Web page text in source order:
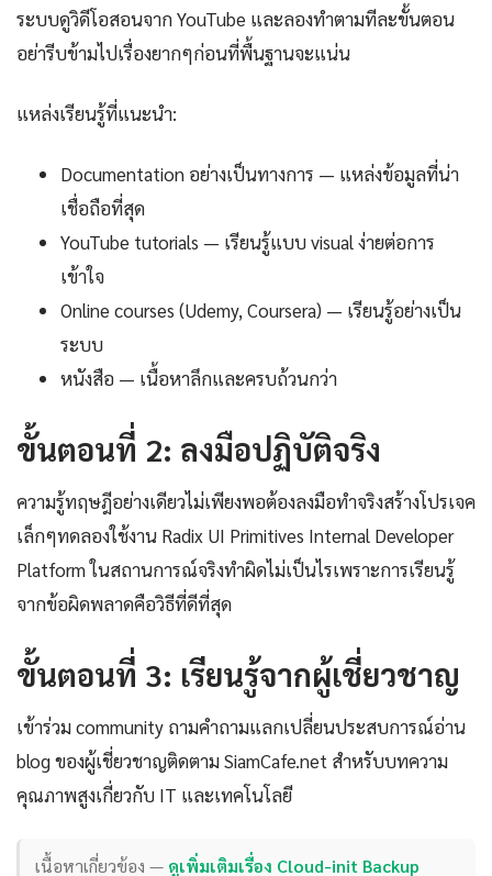
ระบบดูวิดีโอสอนจาก YouTube และลองทำตามทีละขั้นตอน
อย่ารีบข้ามไปเรื่องยากๆก่อนที่พื้นฐานจะแน่น
แหล่งเรียนรู้ที่แนะนำ:
Documentation อย่างเป็นทางการ — แหล่งข้อมูลที่น่า
เชื่อถือที่สุด
YouTube tutorials — เรียนรู้แบบ visual ง่ายต่อการ
เข้าใจ
Online courses (Udemy, Coursera) — เรียนรู้อย่างเป็น
ระบบ
หนังสือ — เนื้อหาลึกและครบถ้วนกว่า
ขั้นตอนที่ 2: ลงมือปฏิบัติจริง
ความรู้ทฤษฎีอย่างเดียวไม่เพียงพอต้องลงมือทำจริงสร้างโปรเจค
เล็กๆทดลองใช้งาน Radix UI Primitives Internal Developer
Platform ในสถานการณ์จริงทำผิดไม่เป็นไรเพราะการเรียนรู้
จากข้อผิดพลาดคือวิธีที่ดีที่สุด
ขั้นตอนที่ 3: เรียนรู้จากผู้เชี่ยวชาญ
เข้าร่วม community ถามคำถามแลกเปลี่ยนประสบการณ์อ่าน
blog ของผู้เชี่ยวชาญติดตาม SiamCafe.net สำหรับบทความ
คุณภาพสูงเกี่ยวกับ IT และเทคโนโลยี
เนื้อหาเกี่ยวข้อง — ดูเพิ่มเติมเรื่อง Cloud-init Backup